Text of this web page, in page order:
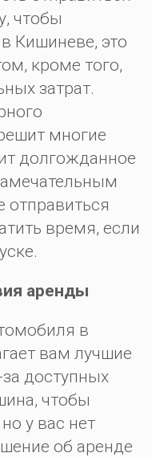
чтобы
Кишиневе, это
кроме того,
затрат.
многие
долгожданное
время, если
аренды
в
вам лучшие
доступных
чтобы
у вас нет
об аренде